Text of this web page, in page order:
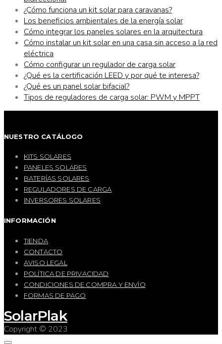
¿Cómo funciona un kit solar para caravanas?
Los beneficios ambientales de la energía solar
Cómo integrar los paneles solares en la arquitectura
Cómo instalar un kit solar en una casa sin acceso a la red
eléctrica
Cómo configurar un regulador de carga solar
¿Qué es la certificación LEED y por qué te interesa?
¿Qué es un panel solar bifacial?
Tipos de reguladores de carga solar: PWM y MPPT
NUESTRO CATÁLOGO
KITS SOLARES
PANELES SOLARES
BATERÍAS SOLARES
REGULADORES DE CARGA
INVERSORES SOLARES
INFORMACIÓN
TIENDA
CONTACTO
AVISO LEGAL
POLÍTICA DE PRIVACIDAD
CONDICIONES DE COMPRA Y ENVÍO
FORMAS DE PAGO
SolarPlak
Copyright © 2023